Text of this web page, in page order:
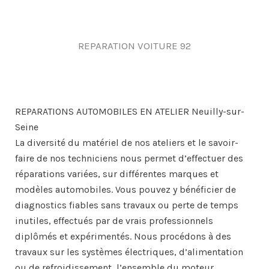
REPARATION VOITURE 92
REPARATIONS AUTOMOBILES EN ATELIER Neuilly-sur-
Seine
La diversité du matériel de nos ateliers et le savoir-
faire de nos techniciens nous permet d’effectuer des
réparations variées, sur différentes marques et
modèles automobiles. Vous pouvez y bénéficier de
diagnostics fiables sans travaux ou perte de temps
inutiles, effectués par de vrais professionnels
diplômés et expérimentés. Nous procédons à des
travaux sur les systèmes électriques, d’alimentation